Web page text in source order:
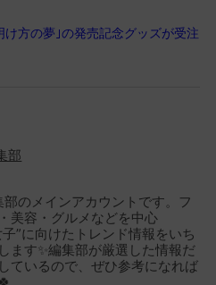
け方の夢｣の発売記念グッズが受注
部
のメインアカウントです。フ
美容・グルメなどを中心
”に向けたトレンド情報をいち
ます✨編集部が厳選した情報だ
ているので、ぜひ参考になれば